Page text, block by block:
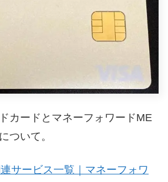
カードとマネーフォワードME
ついて。
サービス一覧｜マネーフォワ